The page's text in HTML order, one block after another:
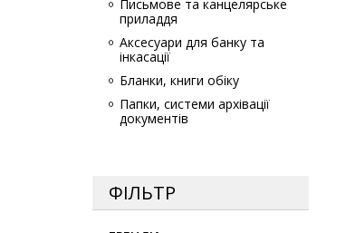
Письмове та канцелярське
приладдя
Аксесуари для банку та
інкасації
Бланки, книги обіку
Папки, системи архівації
документів
ФІЛЬТР